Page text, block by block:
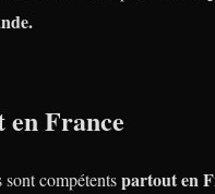
France
sont compétentspartout en